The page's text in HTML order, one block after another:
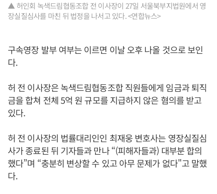
▲ 허인회 녹색드림협동조합 전 이사장이 27일 서울북부지법원에서 영
장실질심사를 마친 뒤 법정을 나서고 있다. <연합뉴스>
구속영장 발부 여부는 이르면 이날 오후 나올 것으로 보인
다.
허 전 이사장은 녹색드림협동조합 직원들에게 임금과 퇴직
금을 합쳐 전체 5억 원 규모를 지급하지 않은 혐의를 받고
있다.
허 전 이사장의 법률대리인인 최재웅 변호사는 영장실질심
사가 종료된 뒤 기자들과 만나 “(피해자들과) 대부분 합의
했다”며 “충분히 변상할 수 있고 아무 문제가 없다"고 말했
다.